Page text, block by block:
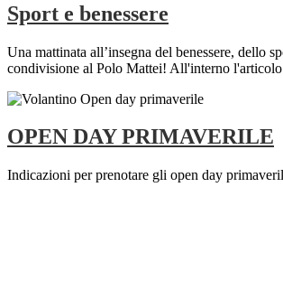
Sport e benessere
Una mattinata all’insegna del benessere, dello
condivisione al Polo Mattei! All'interno
OPEN DAY PRIMAVERILE
Indicazioni per prenotare gli open day